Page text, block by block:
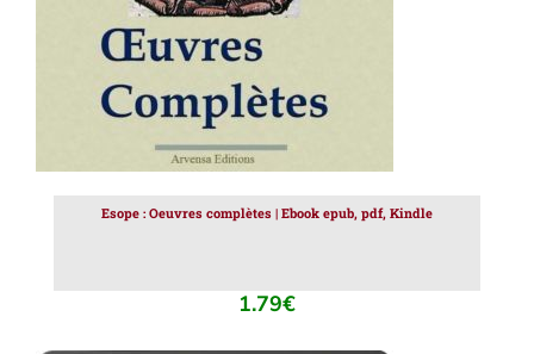
Esope : Oeuvres complètes | Ebook epub, pdf, Kindle
1.79€